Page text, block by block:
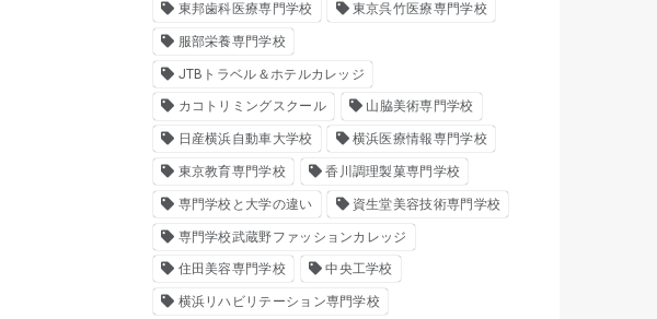
東邦歯科医療専門学校 東京呉竹医療専門学校
服部栄養専門学校
JTBトラベル＆ホテルカレッジ
カコトリミングスクール 山脇美術専門学校
日産横浜自動車大学校 横浜医療情報専門学校
東京教育専門学校 香川調理製菓専門学校
専門学校と大学の違い 資生堂美容技術専門学校
専門学校武蔵野ファッションカレッジ
住田美容専門学校 中央工学校
横浜リハビリテーション専門学校